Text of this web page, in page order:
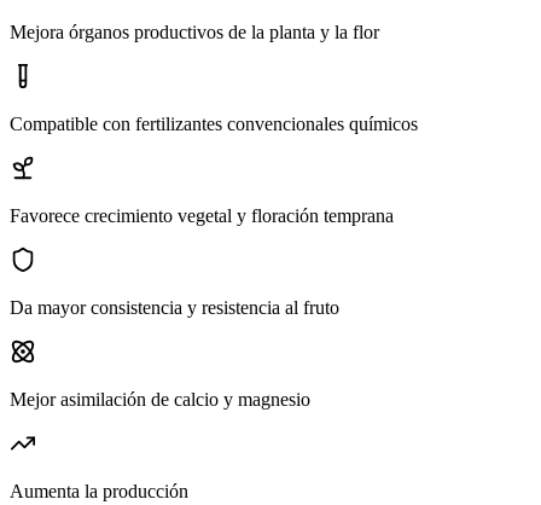
Mejora órganos productivos de la planta y la flor
Compatible con fertilizantes convencionales químicos
Favorece crecimiento vegetal y floración temprana
Da mayor consistencia y resistencia al fruto
Mejor asimilación de calcio y magnesio
Aumenta la producción